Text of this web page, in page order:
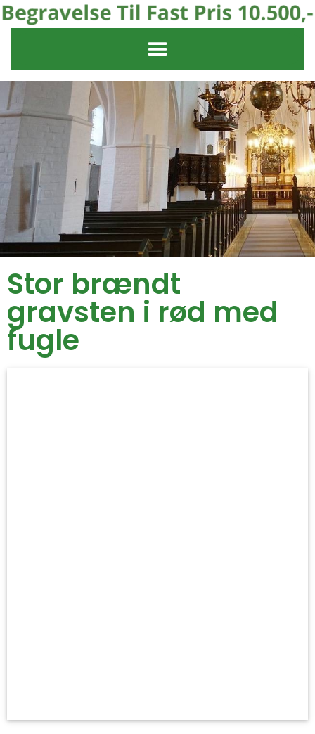
Stor brændt
gravsten i rød med
fugle